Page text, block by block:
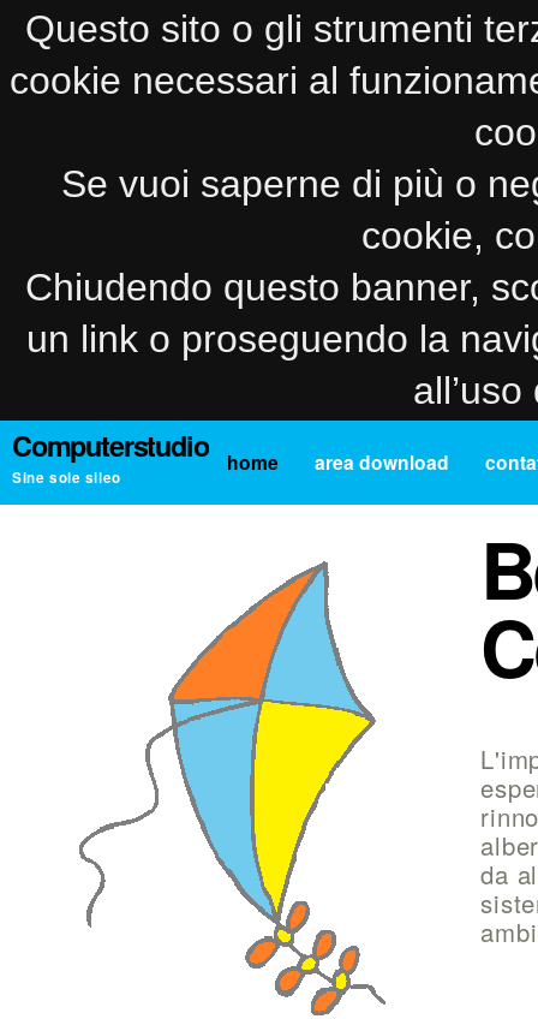
Questo sito o gli strumenti
cookie necessari al
Se vuoi saperne di più o
cookie,
Chiudendo questo banner,
un link o proseguendo la
Computerstudio
Sine sole sileo
home area download
da